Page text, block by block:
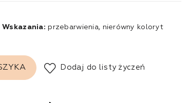
Wskazania:przebarwienia, nierówny koloryt
Dodaj do listy życzeń